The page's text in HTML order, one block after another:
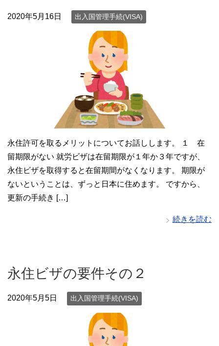
2020年5月16日 出入国管理手続(VISA)
永住許可を取るメリットについてお話しします。 １ 在
留期限がない 就労ビザは在留期限が１年か３年ですが、
永住ビザを取得すると在留期間がなくなります。 期限が
ないということは、ずっと日本に住めます。 ですから、
更新の手続き […]
続きを読む
永住ビザの要件その２
2020年5月5日 出入国管理手続(VISA)